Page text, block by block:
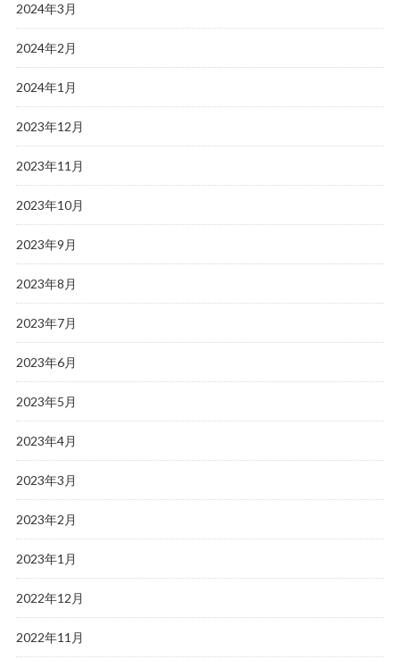
2024年3月
2024年2月
2024年1月
2023年12月
2023年11月
2023年10月
2023年9月
2023年8月
2023年7月
2023年6月
2023年5月
2023年4月
2023年3月
2023年2月
2023年1月
2022年12月
2022年11月